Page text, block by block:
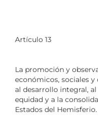
Artículo 13
La promoción y
económicos, sociales
al desarrollo integral,
equidad y a la
Estados del Hemisferio.